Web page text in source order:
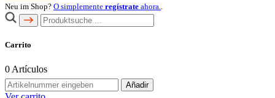
Neu im Shop? O simplemente regístrate ahora..
Carrito
0 Artículos
Añadir